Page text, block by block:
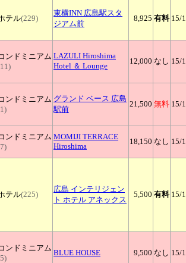
テル(229)
東横INN 広島駅スタ
ジアム前
8,925 有料 15/
ンドミニアム LAZULI Hiroshima
Hotel ＆ Lounge
12,000 なし 15/
ンドミニアム グランド ベース 広島
駅前
21,500 無料 15/
ンドミニアム MOMIJI TERRACE
Hiroshima
18,150 なし 15/
テル(225)
広島 インテリジェン
ト ホテル アネックス
5,500 有料 15/
ンドミニアム
BLUE HOUSE 9,500 なし 15/